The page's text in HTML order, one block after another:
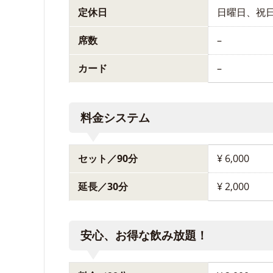
定休日 日曜日、祝
席数 –
カード –
料金システム
セット／90分 ¥ 6,000
延長／30分 ¥ 2,000
安心、お得な飲み放題！